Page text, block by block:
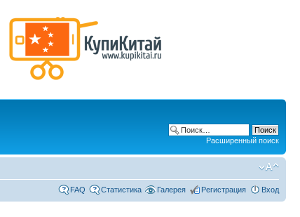
Расширенный поиск
FAQ Статистика Галерея Регистрация Вход